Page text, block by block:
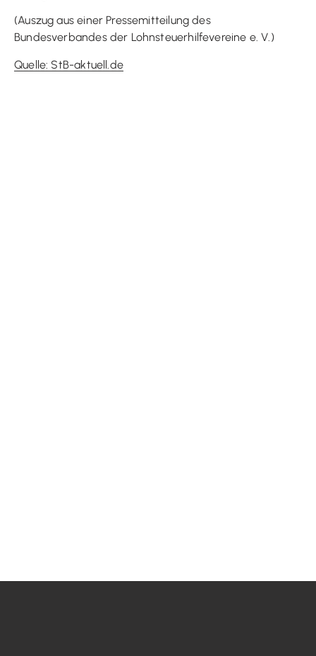
(Auszug aus einer Pressemitteilung des
Bundesverbandes der Lohnsteuerhilfevereine e. V.)
Quelle: StB-aktuell.de